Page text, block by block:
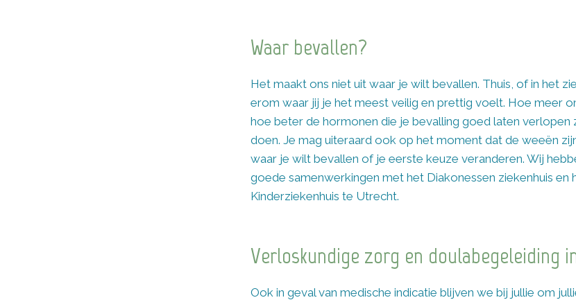
Waar bevallen?
Het maakt ons niet uit waar je wilt bevallen. Thuis, of in het
erom waar jij je het meest veilig en prettig voelt. Hoe meer
hoe beter de hormonen die je bevalling goed laten verlopen
doen. Je mag uiteraard ook op het moment dat de weeën
waar je wilt bevallen of je eerste keuze veranderen. Wij
goede samenwerkingen met het Diakonessen ziekenhuis en
Kinderziekenhuis te Utrecht.
Verloskundige zorg en doulabegeleiding
Ook in geval van medische indicatie blijven we bij jullie om